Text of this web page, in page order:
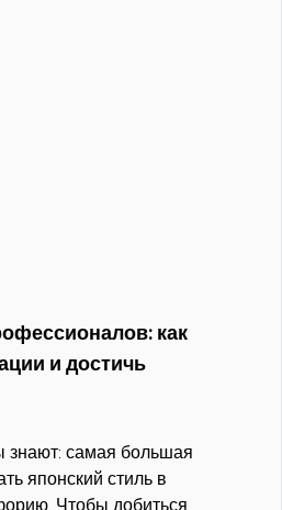
как
и достичь
самая большая
японский стиль в
Чтобы добиться